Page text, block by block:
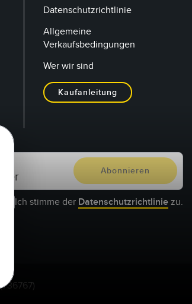
Datenschutzrichtlinie
Allgemeine
Verkaufsbedingungen
Wer wir sind
Kaufanleitung
Ich stimme der Datenschutzrichtlinie zu.